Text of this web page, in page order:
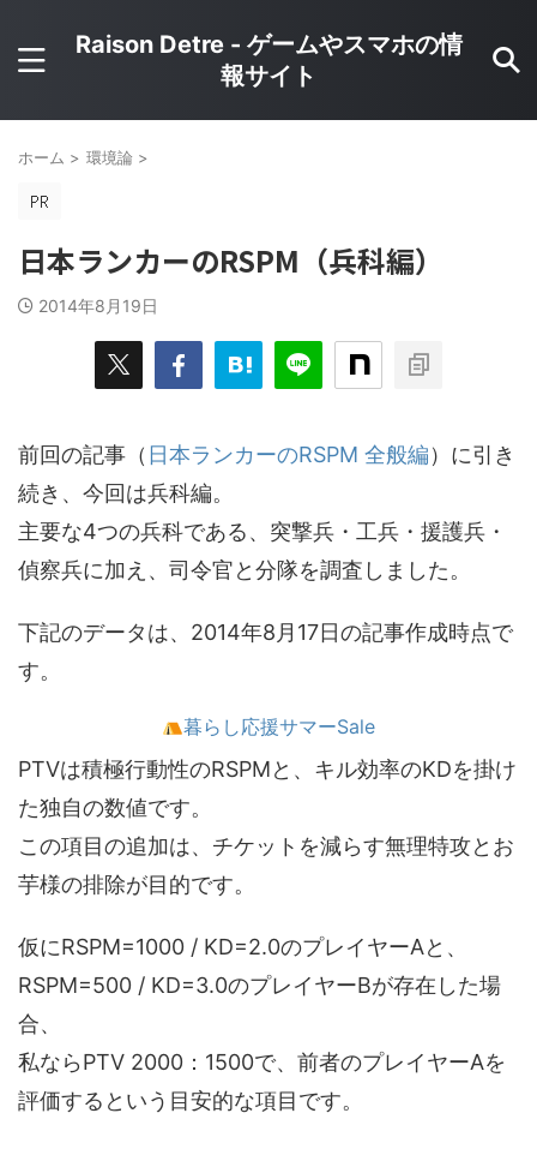
Raison Detre - ゲームやスマホの情
報サイト
ホーム > 環境論 >
日本ランカーのRSPM（兵科編）
2014年8月19日
前回の記事（ 日本ランカーのRSPM 全般編）に引き
続き、今回は兵科編。
主要な4つの兵科である、突撃兵・工兵・援護兵・
偵察兵に加え、司令官と分隊を調査しました。
下記のデータは、2014年8月17日の記事作成時点で
す。
暮らし応援サマーSale
PTVは積極行動性のRSPMと、キル効率のKDを掛け
た独自の数値です。
この項目の追加は、チケットを減らす無理特攻とお
芋様の排除が目的です。
仮にRSPM=1000 / KD=2.0のプレイヤーAと、
RSPM=500 / KD=3.0のプレイヤーBが存在した場
合、
私ならPTV 2000：1500で、前者のプレイヤーAを
評価するという目安的な項目です。